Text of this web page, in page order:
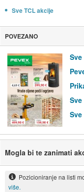
Sve TCL akcije
POVEZANO
Mogla bi te zanimati
Pozicioniranje na listi
više.